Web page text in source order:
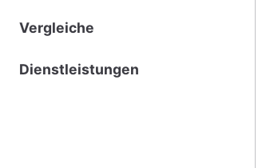
Vergleiche
Dienstleistungen